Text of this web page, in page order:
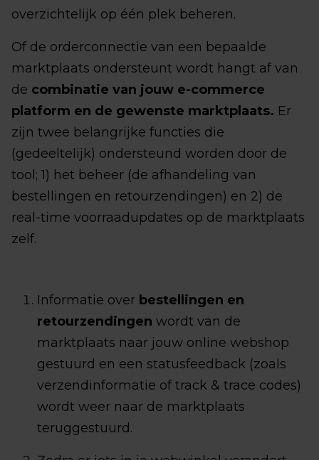
overzichtelijk op één plek beheren.
Of de orderconnectie van een bepaalde
marktplaats ondersteunt wordt hangt af van
de combinatie van jouw e-commerce
platform en de gewenste marktplaats. Er
zijn twee belangrijke functies die
(gedeeltelijk) ondersteund worden door de
tool; 1) het beheer (de afhandeling van
bestellingen en retourzendingen) en 2) de
real-time voorraadupdates op de marktplaats
zelf.
Informatie over bestellingen en
retourzendingen wordt van de
marktplaats naar jouw online webshop
gestuurd en een statusfeedback (zoals
verzendinformatie of track & trace codes)
wordt weer naar de marktplaats
teruggestuurd.